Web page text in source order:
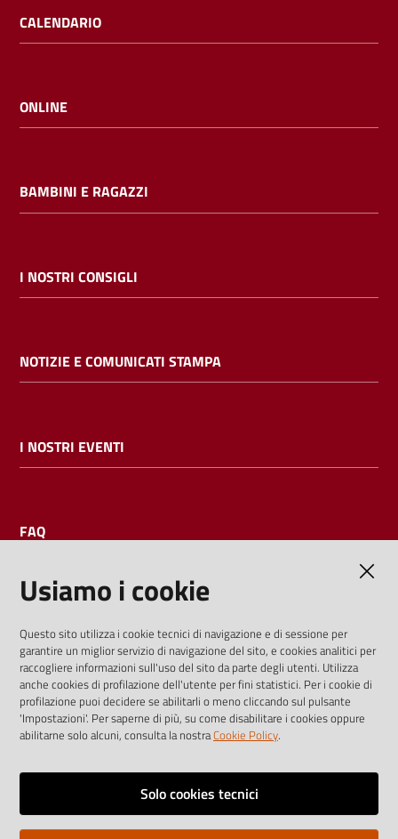
CALENDARIO
ONLINE
BAMBINI E RAGAZZI
I NOSTRI CONSIGLI
NOTIZIE E COMUNICATI STAMPA
I NOSTRI EVENTI
FAQ
I dati personali pubblicati sono riutilizzabili solo alle condizioni
previste dalla direttiva comunitaria 2003/98/CE e dal d.lgs.
36/2006
Vai alla pagina
Note legali
Usiamo i cookie
Questo sito utilizza i cookie tecnici di navigazione e di sessione per
garantire un miglior servizio di navigazione del sito, e cookies analitici per
raccogliere informazioni sull'uso del sito da parte degli utenti. Utilizza
anche cookies di profilazione dell'utente per fini statistici. Per i cookie di
profilazione puoi decidere se abilitarli o meno cliccando sul pulsante
'Impostazioni'. Per saperne di più, su come disabilitare i cookies oppure
abilitarne solo alcuni, consulta la nostraCookie Policy.
Solo cookies tecnici